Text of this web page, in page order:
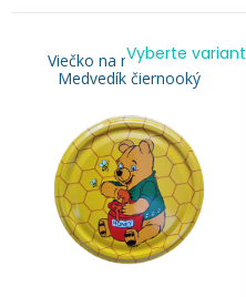
Viečko na med TO 82 -
Medvedík čiernooký
Vyberte variant